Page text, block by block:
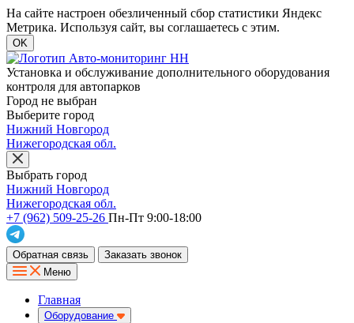
На сайте настроен обезличенный сбор статистики Яндекс
Метрика. Используя сайт, вы соглашаетесь с этим.
OK
Установка и обслуживание дополнительного оборудования
контроля для автопарков
Город не выбран
Выберите город
Нижний Новгород
Нижегородская обл.
Выбрать город
Нижний Новгород
Нижегородская обл.
+7 (962) 509-25-26 Пн-Пт 9:00-18:00
Обратная связь
Заказать звонок
Меню
Главная
Оборудование